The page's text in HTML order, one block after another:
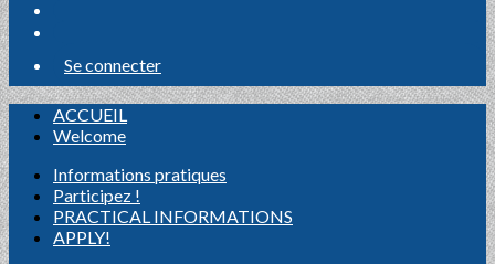
Se connecter
ACCUEIL
Welcome
Informations pratiques
Participez !
PRACTICAL INFORMATIONS
APPLY!